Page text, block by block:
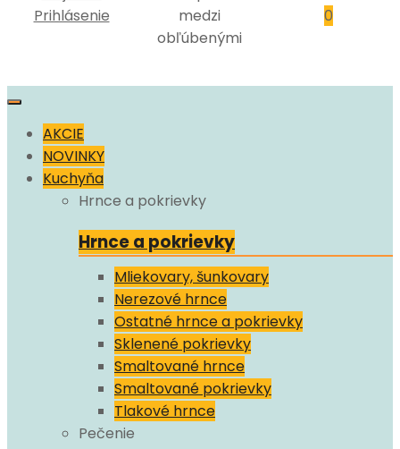
Prihlásenie
medzi
obľúbenými
0
Skip
contentAKCIE
NOVINKY
Kuchyňa
Hrnce a pokrievky
Hrnce a pokrievky
Mliekovary, šunkovary
Nerezové hrnce
Ostatné hrnce a pokrievky
Sklenené pokrievky
Smaltované hrnce
Smaltované pokrievky
Tlakové hrnce
Pečenie